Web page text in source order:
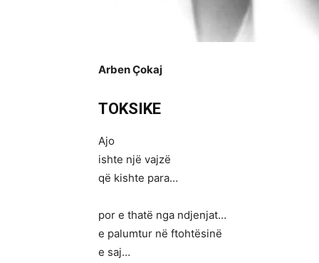
Arben Çokaj
TOKSIKE
Ajo
ishte një vajzë
që kishte para…
por e thatë nga ndjenjat…
e palumtur në ftohtësinë
e saj…